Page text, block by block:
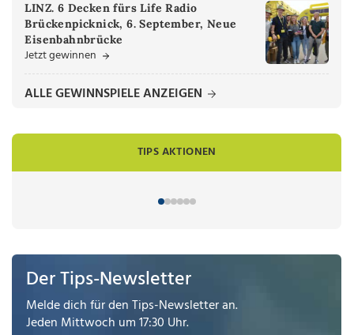
LINZ. 6 Decken fürs Life Radio
Brückenpicknick, 6. September, Neue
Eisenbahnbrücke
Jetzt gewinnen
ALLE GEWINNSPIELE ANZEIGEN
TIPS AKTIONEN
Der Tips-Newsletter
Melde dich für den Tips-Newsletter an.
Jeden Mittwoch um 17:30 Uhr.